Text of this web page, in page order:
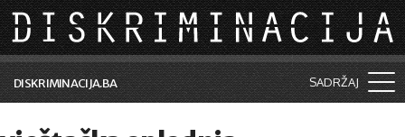
Skip to main content
DISKRIMINACIJA.BA SADRŽAJ